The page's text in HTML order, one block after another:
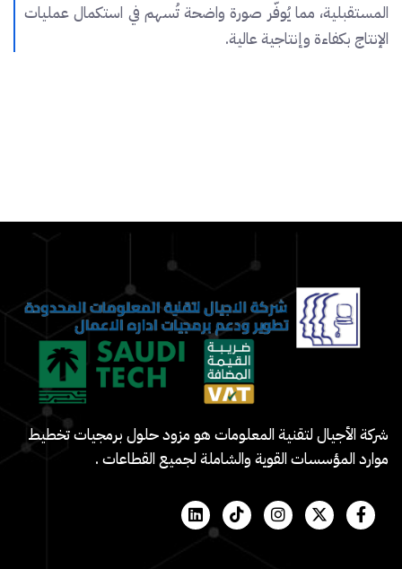
المستقبلية، مما يُوفّر صورة واضحة تُسهم في استكمال عمليات
الإنتاج بكفاءة وإنتاجية عالية.
شركة الأجيال لتقنية المعلومات هو مزود حلول برمجيات تخطيط
موارد المؤسسات القوية والشاملة لجميع القطاعات .